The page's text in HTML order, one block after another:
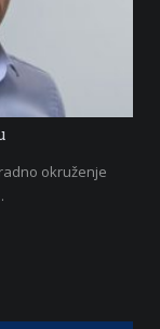
okruženje